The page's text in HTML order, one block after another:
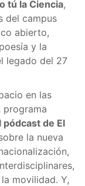
tú la Ciencia,
del campus
abierto,
y la
legado del 27
en las
programa
pódcast de El
la nueva
movilidad. Y,